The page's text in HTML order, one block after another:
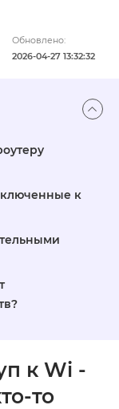
Обновлено:
2026-04-27 13:32:32
к
к Wi -
то